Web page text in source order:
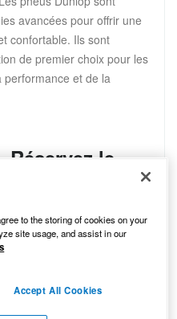
avancées pour offrir une
confortable. Ils sont
de premier choix pour les
performance et de la
Réservez le
Date du
Matin /
to the storing of cookies on your
site usage, and assist in our
Accept All Cookies